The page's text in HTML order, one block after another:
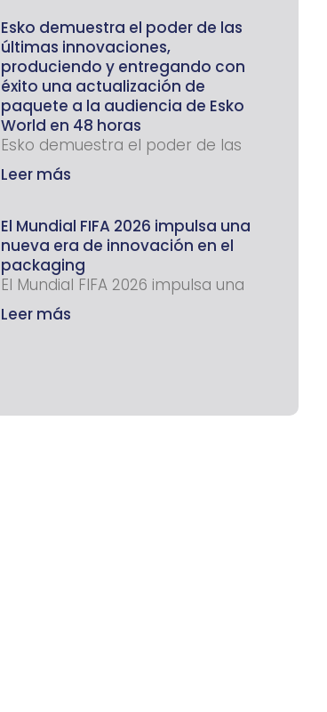
Esko demuestra el poder de las
últimas innovaciones,
produciendo y entregando con
éxito una actualización de
paquete a la audiencia de Esko
World en 48 horas
Esko demuestra el poder de las
Leer más
El Mundial FIFA 2026 impulsa una
nueva era de innovación en el
packaging
El Mundial FIFA 2026 impulsa una
Leer más